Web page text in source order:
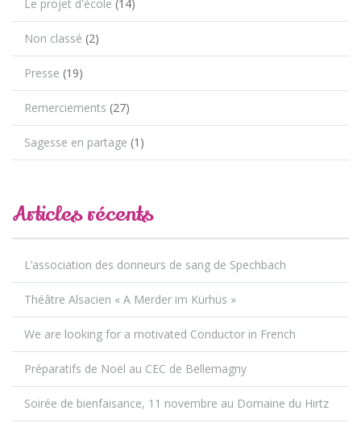
Le projet d'école (14)
Non classé (2)
Presse (19)
Remerciements (27)
Sagesse en partage (1)
Articles récents
L’association des donneurs de sang de Spechbach
Théâtre Alsacien « A Merder im Kürhüs »
We are looking for a motivated Conductor in French
Préparatifs de Noël au CEC de Bellemagny
Soirée de bienfaisance, 11 novembre au Domaine du Hirtz